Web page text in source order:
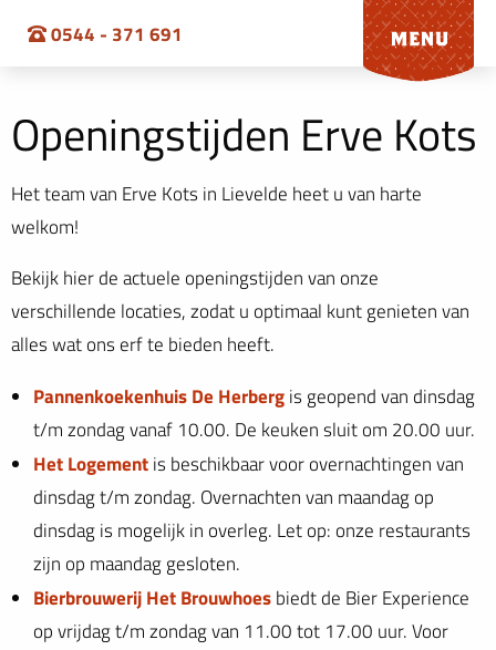
0544 - 371 691
Openingstijden Erve Kots
Het team van Erve Kots in Lievelde heet u van harte
welkom!
Bekijk hier de actuele openingstijden van onze
verschillende locaties, zodat u optimaal kunt genieten van
alles wat ons erf te bieden heeft.
Pannenkoekenhuis De Herberg is geopend van dinsdag
t/m zondag vanaf 10.00. De keuken sluit om 20.00 uur.
Het Logement is beschikbaar voor overnachtingen van
dinsdag t/m zondag. Overnachten van maandag op
dinsdag is mogelijk in overleg. Let op: onze restaurants
zijn op maandag gesloten.
Bierbrouwerij Het Brouwhoes biedt de Bier Experience
op vrijdag t/m zondag van 11.00 tot 17.00 uur. Voor